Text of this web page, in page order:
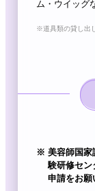
ム・ウイッグ
※道具類の貸し出
※ 美容師国家
験研修セン
申請をお願